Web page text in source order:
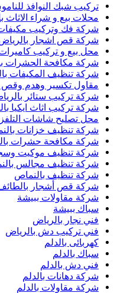
تركيب شبك النوافذ
محلات بيع و شراء الاثاث
شركة فك وتركيب
شركة قص اشجار
محل بيع و تركيب
شركة مكافحة الحشرات
شركة تنظيف المكيفات
مقاول تكسير وهدم وقص
شركة تركيب ستائر
شركة تركيب اثاث ايكيا
محل تصليح شاشات
شركة تنظيف خزانات
شركة مكافحة حشرات
شركة تنظيف موكيت
شركة تنظيف مجالس
شركة تنظيف بالنماص
شركة قص أشجار
شركة مقاولات ببيشة
سباك ببيشة
فني نجار بالرياض
فني تركيب دش بالرياض
كهربائى بالدلم
سباك بالدلم
فني دش بالدلم
شركة دهانات بالدلم
شركة مقاولات بالدلم